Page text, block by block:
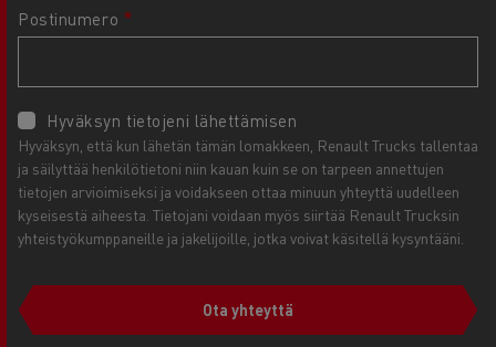
Postinumero
Hyväksyn tietojeni lähettämisen
Hyväksyn, että kun lähetän tämän lomakkeen, Renault Trucks tallentaa
ja säilyttää henkilötietoni niin kauan kuin se on tarpeen annettujen
tietojen arvioimiseksi ja voidakseen ottaa minuun yhteyttä uudelleen
kyseisestä aiheesta. Tietojani voidaan myös siirtää Renault Trucksin
yhteistyökumppaneille ja jakelijoille, jotka voivat käsitellä kysyntääni.
Ota yhteyttä